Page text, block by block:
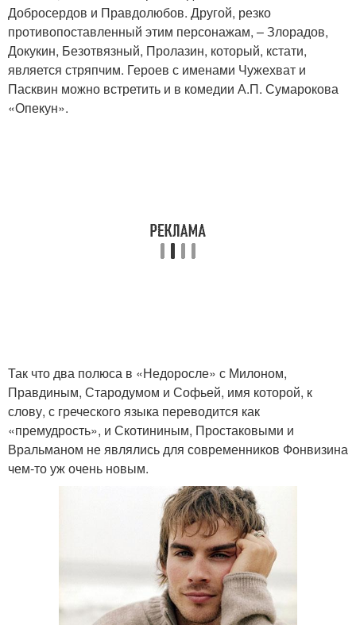
Добросердов и Правдолюбов. Другой, резко
противопоставленный этим персонажам, – Злорадов,
Докукин, Безотвязный, Пролазин, который, кстати,
является стряпчим. Героев с именами Чужехват и
Пасквин можно встретить и в комедии А.П. Сумарокова
«Опекун».
Так что два полюса в «Недоросле» с Милоном,
Правдиным, Стародумом и Софьей, имя которой, к
слову, с греческого языка переводится как
«премудрость», и Скотининым, Простаковыми и
Вральманом не являлись для современников Фонвизина
чем-то уж очень новым.